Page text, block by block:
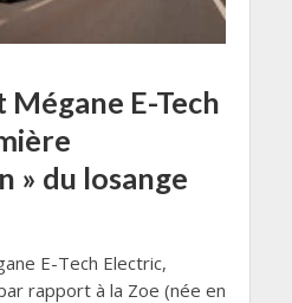
Mégane E-Tech
» du losange
E-Tech Electric,
rapport à la Zoe (née en